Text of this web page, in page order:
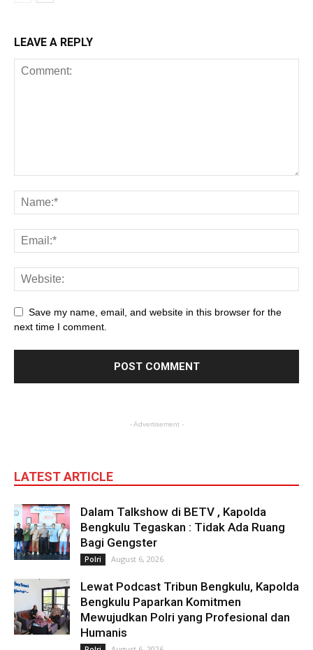
LEAVE A REPLY
Save my name, email, and website in this browser for the
next time I comment.
- Advertisement -
LATEST ARTICLE
Dalam Talkshow di BETV , Kapolda
Bengkulu Tegaskan : Tidak Ada Ruang
Bagi Gengster
Polri August 6, 2026
Lewat Podcast Tribun Bengkulu, Kapolda
Bengkulu Paparkan Komitmen
Mewujudkan Polri yang Profesional dan
Humanis